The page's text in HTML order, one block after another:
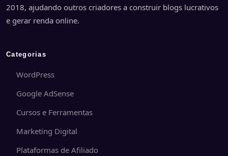
2018, ajudando outros criadores a construir blogs lucrativos
e gerar renda online.
Categorias
WordPress
Google AdSense
Cursos e Ferramentas
Marketing Digital
Plataformas de Afiliado